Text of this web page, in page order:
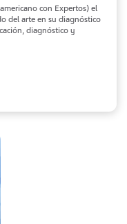
con Expertos) el
del arte en su diagnóstico
diagnóstico y